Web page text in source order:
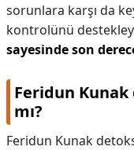
sorunlara karşı da
kontrolünü
sayesinde son
Feridun Kunak
mı?
Feridun Kunak